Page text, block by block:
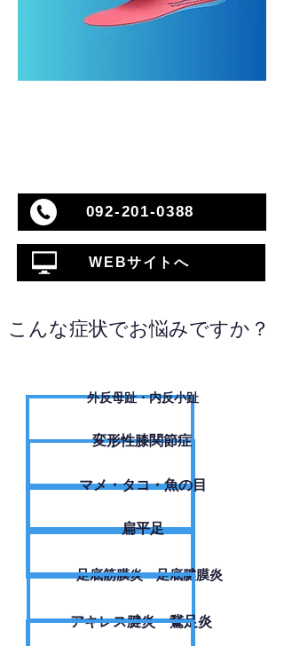
092-201-0388
WEBサイトへ
こんな症状でお悩みですか？
外反母趾・内反小趾
変形性膝関節症
​マメ・タコ・魚の目
扁平足
足底筋膜炎・足底腱膜炎
アキレス腱炎・鵞足炎